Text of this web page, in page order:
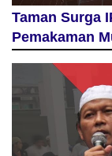
Taman Surga
Pemakaman